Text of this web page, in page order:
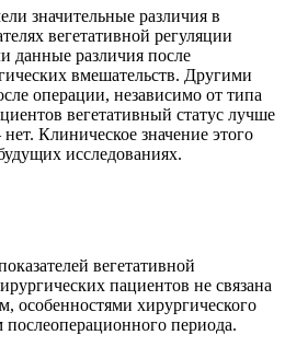
значительные различия в
вегетативной регуляции
данные различия после
вмешательств. Другими
операции, независимо от типа
вегетативный статус лучше
Клиническое значение этого
исследованиях.
вегетативной
пациентов не связана
особенностями хирургического
послеоперационного периода.